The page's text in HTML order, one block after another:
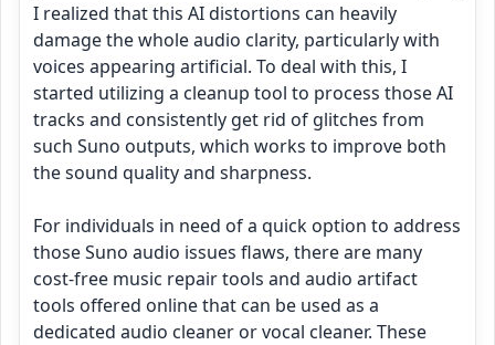
I realized that this AI distortions can heavily
damage the whole audio clarity, particularly with
voices appearing artificial. To deal with this, I
started utilizing a cleanup tool to process those AI
tracks and consistently get rid of glitches from
such Suno outputs, which works to improve both
the sound quality and sharpness.
For individuals in need of a quick option to address
those Suno audio issues flaws, there are many
cost-free music repair tools and audio artifact
tools offered online that can be used as a
dedicated audio cleaner or vocal cleaner. These